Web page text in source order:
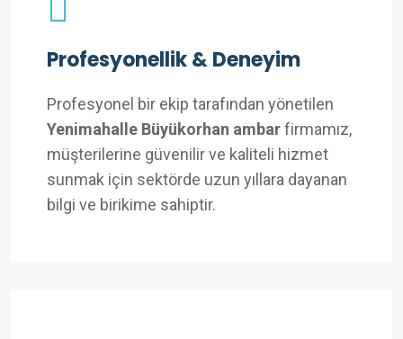
Profesyonellik & Deneyim
Profesyonel bir ekip tarafından yönetilen
Yenimahalle Büyükorhan ambarfirmamız,
müşterilerine güvenilir ve kaliteli hizmet
sunmak için sektörde uzun yıllara dayanan
bilgi ve birikime sahiptir.